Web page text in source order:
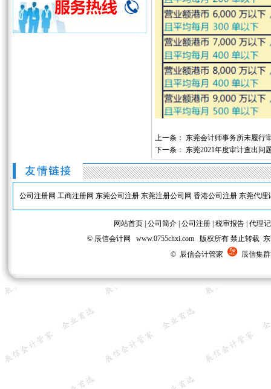
上一条： 东莞会计师事务所未履行
下一条： 东莞2021年度审计查出问
公司注册网 工商注册网 东莞公司注册 东莞注册公司网 香港公司注册 东莞代理
网站首页 公司简介 公司注册 税审报告 代理
© 辰信会计网 www.0755chxi.com 版权所有 禁止转载
© 辰信会计管家
辰信集